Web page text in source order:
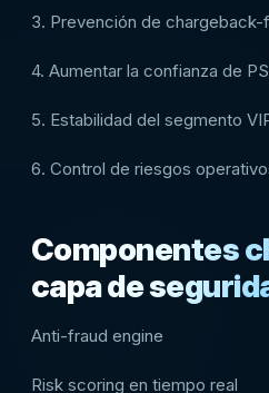
3. Prevención de chargeback-
4. Aumentar la confianza de
5. Estabilidad del segmento
6. Control de riesgos
Componentes
capa de
Anti-fraud engine
Risk scoring en tiempo real